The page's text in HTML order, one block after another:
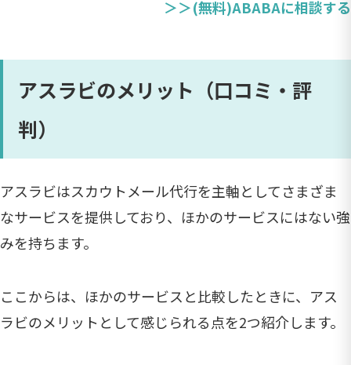
＞＞(無料)ABABAに相談する
アスラビのメリット（口コミ・評
判）
アスラビはスカウトメール代行を主軸としてさまざま
なサービスを提供しており、ほかのサービスにはない強
みを持ちます。
ここからは、ほかのサービスと比較したときに、アス
ラビのメリットとして感じられる点を2つ紹介します。